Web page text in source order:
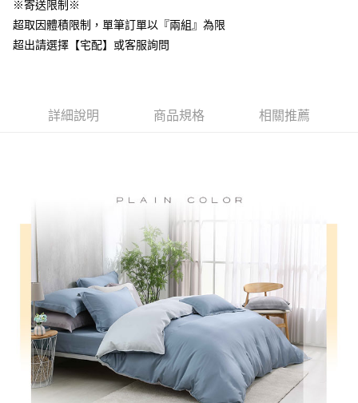
３．安心：先確認商品／服務後，再付款。
１．於結帳方式選擇「AFTEE先享後付」後，將跳轉至「AFTEE先享後付」
ATM／網路銀行／等多元方式進行付款，方視為交易完成。
※ 請注意：結帳手續完成當下不需立刻繳費，但若您需要取消訂單，請聯絡
【注意事項】
１．透過由恩沛科技股份有限公司提供之「AFTEE先享後付」服務完成之交
易，需依本服務之必要範圍內提供個人資料，並將交易相關給付款項請求債
權轉讓予恩沛科技股份有限公司。
２．關於個人資料處理事宜，請瀏覽以下網址：
https://aftee.tw/terms/#terms3
３．未成年的使用者請事先徵得法定代理人或監護人之同意方可使用
「AFTEE先享後付」，若未經同意申辦者引起之損失，本公司不負相關責
任。
４．使用「AFTEE先享後付」時，將依據個別帳號之用戶狀況，依本公司即
時審查核予不同之上限額度；若仍有額度不足之情形，本公司將視審查結果
請求用戶進行身份認證。
５．嚴禁一人註冊多個帳號或使用他人資訊註冊。若發現惡意使用之情形，
全家取貨付款
免運費
7-11取貨付款
每筆NT$100，滿NT$499(含以上)免運費
離島宅配
每筆NT$100，滿NT$499(含以上)免運費
※寄送限制※
超取因體積限制，單筆訂單以『兩組』為限
超出請選擇【宅配】或客服詢問
詳細說明 商品規格 相關推薦